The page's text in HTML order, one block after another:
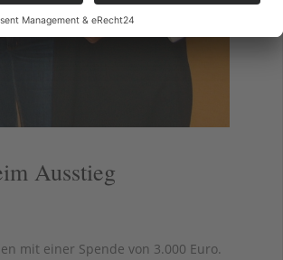
Ausstieg
mit einer Spende von 3.000 Euro.